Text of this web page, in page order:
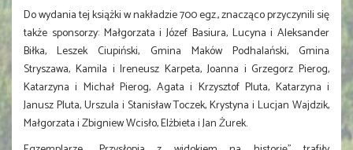
Do wydania tej książki w nakładzie 700 egz., znacząco przyczynili się
także sponsorzy: Małgorzata i Józef Basiura, Lucyna i Aleksander
Biłka, Leszek Ciupiński, Gmina Maków Podhalański, Gmina
Stryszawa, Kamila i Ireneusz Karpeta, Joanna i Grzegorz Pierog,
Katarzyna i Michał Pierog, Agata i Krzysztof Pluta, Katarzyna i
Janusz Pluta, Urszula i Stanisław Toczek, Krystyna i Lucjan Wajdzik,
Małgorzata i Zbigniew Wcisło, Elżbieta i Jan Żurek.